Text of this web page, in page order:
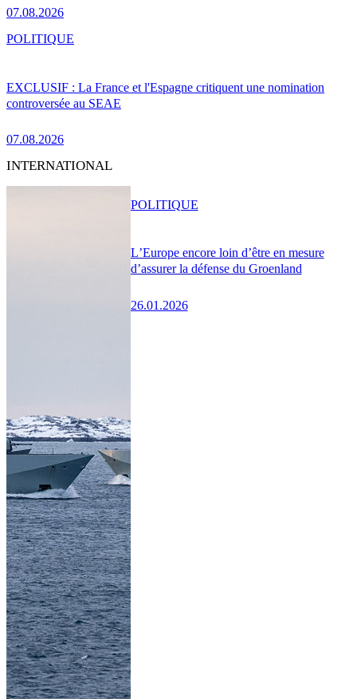
07.08.2026
EXCLUSIF : La France et l'Espagne critiquent une nomination
controversée au SEAE
07.08.2026
POLITIQUE
INTERNATIONAL
L’Europe encore loin d’être en mesure
d’assurer la défense du Groenland
26.01.2026
POLITIQUE